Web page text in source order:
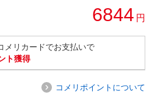
6844 円
メリカードでお支払いで
ト獲得
コメリポイントについて